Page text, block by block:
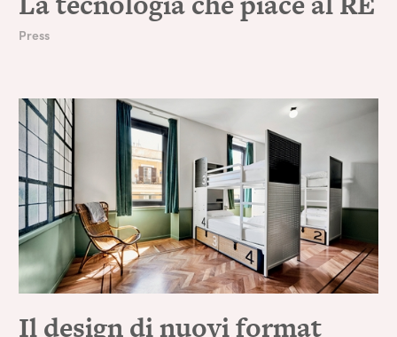
Press
Il design di nuovi format